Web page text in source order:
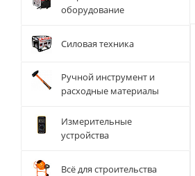
оборудование
Силовая техника
Ручной инструмент и
расходные материалы
Измерительные
устройства
Всё для строительства